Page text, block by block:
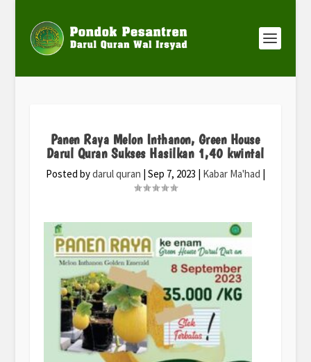
Panen Raya Melon Inthanon, Green House
Darul Quran Sukses Hasilkan 1,40 kwintal
Posted bydarul quran | Sep 7, 2023 | Kabar Ma'had |